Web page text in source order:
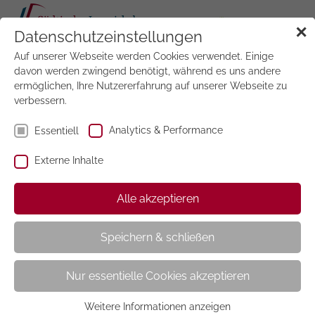
Jetzt
testen
Mountainbike
✕
Datenschutzeinstellungen
Auf unserer Webseite werden Cookies verwendet. Einige
davon werden zwingend benötigt, während es uns andere
ermöglichen, Ihre Nutzererfahrung auf unserer Webseite zu
verbessern.
Essentiell Analytics & Performance
Externe Inhalte
Alle akzeptieren
Speichern & schließen
Nur essentielle Cookies akzeptieren
Weitere Informationen anzeigen